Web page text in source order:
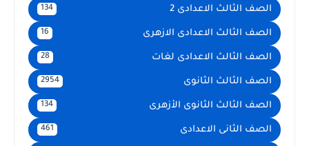
الصف الثالث الاعدادى 2 134
الصف الثالث الاعدادى الازهرى 16
الصف الثالث الاعدادى لغات 28
الصف الثالث الثانوى 2954
الصف الثالث الثانوى الأزهرى 134
الصف الثانى الاعدادى 461